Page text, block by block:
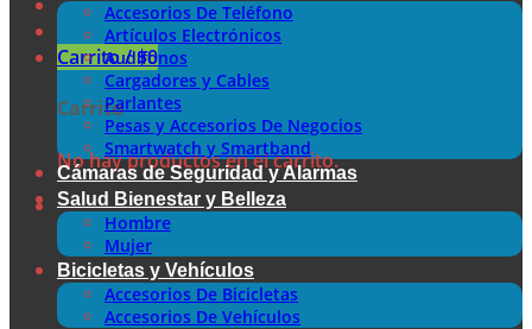
Carrito /$0
Carrito
No hay productos en el carrito.
Accesorios De Teléfono
Artículos Electrónicos
Audífonos
Cargadores y Cables
Parlantes
Pesas y Accesorios De Negocios
Smartwatch y Smartband
Cámaras de Seguridad y Alarmas
Salud Bienestar y Belleza
Hombre
Mujer
Bicicletas y Vehículos
Accesorios De Bicicletas
Accesorios De Vehículos